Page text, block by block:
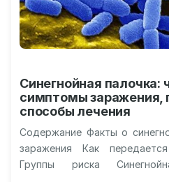
Синегнойная палочка:
симптомы заражения,
способы лечения
Содержание Факты о
заражения Как
Группы риска